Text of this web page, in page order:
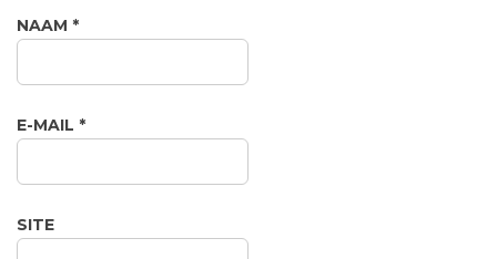
NAAM *
E-MAIL *
SITE